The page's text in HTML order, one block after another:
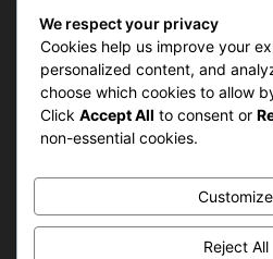
bergerak di ruang jurnalistik,
ruang Publik, Media
sebagai kemampuan dasar
abad
Hubungi kami:
IKUTI
We respect your privacy
Cookies help us improve your
personalized content, and
choose which cookies to allow
Click Accept All to consent or
non-essential cookies.
Customize
Reject All